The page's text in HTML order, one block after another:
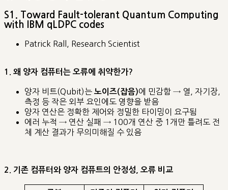
S1. Toward Fault-tolerant Quantum Computing
with IBM qLDPC codes
Patrick Rall, Research Scientist
1. 왜 양자 컴퓨터는 오류에 취약한가?
양자 비트(Qubit)는 노이즈(잡음)에 민감함 → 열, 자기장,
측정 등 작은 외부 요인에도 영향을 받음
양자 연산은 정확한 제어와 정밀한 타이밍이 요구됨
에러 누적 → 연산 실패 → 100개 연산 중 1개만 틀려도 전
체 계산 결과가 무의미해질 수 있음
2. 기존 컴퓨터와 양자 컴퓨트의 안정성, 오류 비교